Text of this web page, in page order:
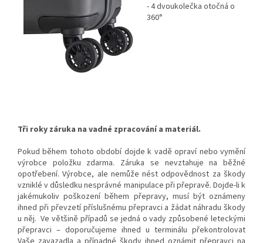
- 4 dvoukolečka otočná o
360°
Tři roky záruka na vadné zpracování a materiál.
Pokud během tohoto období dojde k vadě opraví nebo vymění
výrobce položku zdarma. Záruka se nevztahuje na běžné
opotřebení. Výrobce, ale nemůže nést odpovědnost za škody
vzniklé v důsledku nesprávné manipulace při přepravě. Dojde-li k
jakémukoliv poškození během přepravy, musí být oznámeny
ihned při převzetí příslušnému přepravci a žádat náhradu škody
u něj. Ve většině případů se jedná o vady způsobené leteckými
přepravci – doporučujeme ihned u terminálu překontrolovat